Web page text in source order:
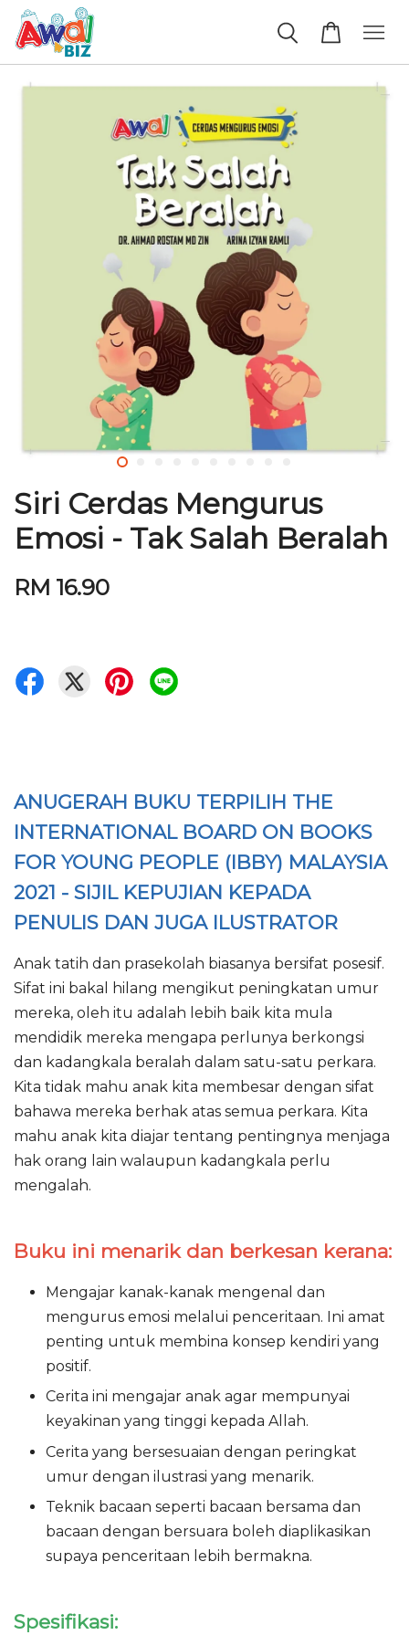
Siri Cerdas Mengurus
Emosi - Tak Salah Beralah
RM 16.90
ANUGERAH BUKU TERPILIH THE
INTERNATIONAL BOARD ON BOOKS
FOR YOUNG PEOPLE (IBBY) MALAYSIA
2021 - SIJIL KEPUJIAN KEPADA
PENULIS DAN JUGA ILUSTRATOR
Anak tatih dan prasekolah biasanya bersifat posesif.
Sifat ini bakal hilang mengikut peningkatan umur
mereka, oleh itu adalah lebih baik kita mula
mendidik mereka mengapa perlunya berkongsi
dan kadangkala beralah dalam satu-satu perkara.
Kita tidak mahu anak kita membesar dengan sifat
bahawa mereka berhak atas semua perkara. Kita
mahu anak kita diajar tentang pentingnya menjaga
hak orang lain walaupun kadangkala perlu
mengalah.
Buku ini menarik dan berkesan kerana:
Mengajar kanak-kanak mengenal dan
mengurus emosi melalui penceritaan. Ini amat
penting untuk membina konsep kendiri yang
positif.
Cerita ini mengajar anak agar mempunyai
keyakinan yang tinggi kepada Allah.
Cerita yang bersesuaian dengan peringkat
umur dengan ilustrasi yang menarik.
Teknik bacaan seperti bacaan bersama dan
bacaan dengan bersuara boleh diaplikasikan
supaya penceritaan lebih bermakna.
Spesifikasi: